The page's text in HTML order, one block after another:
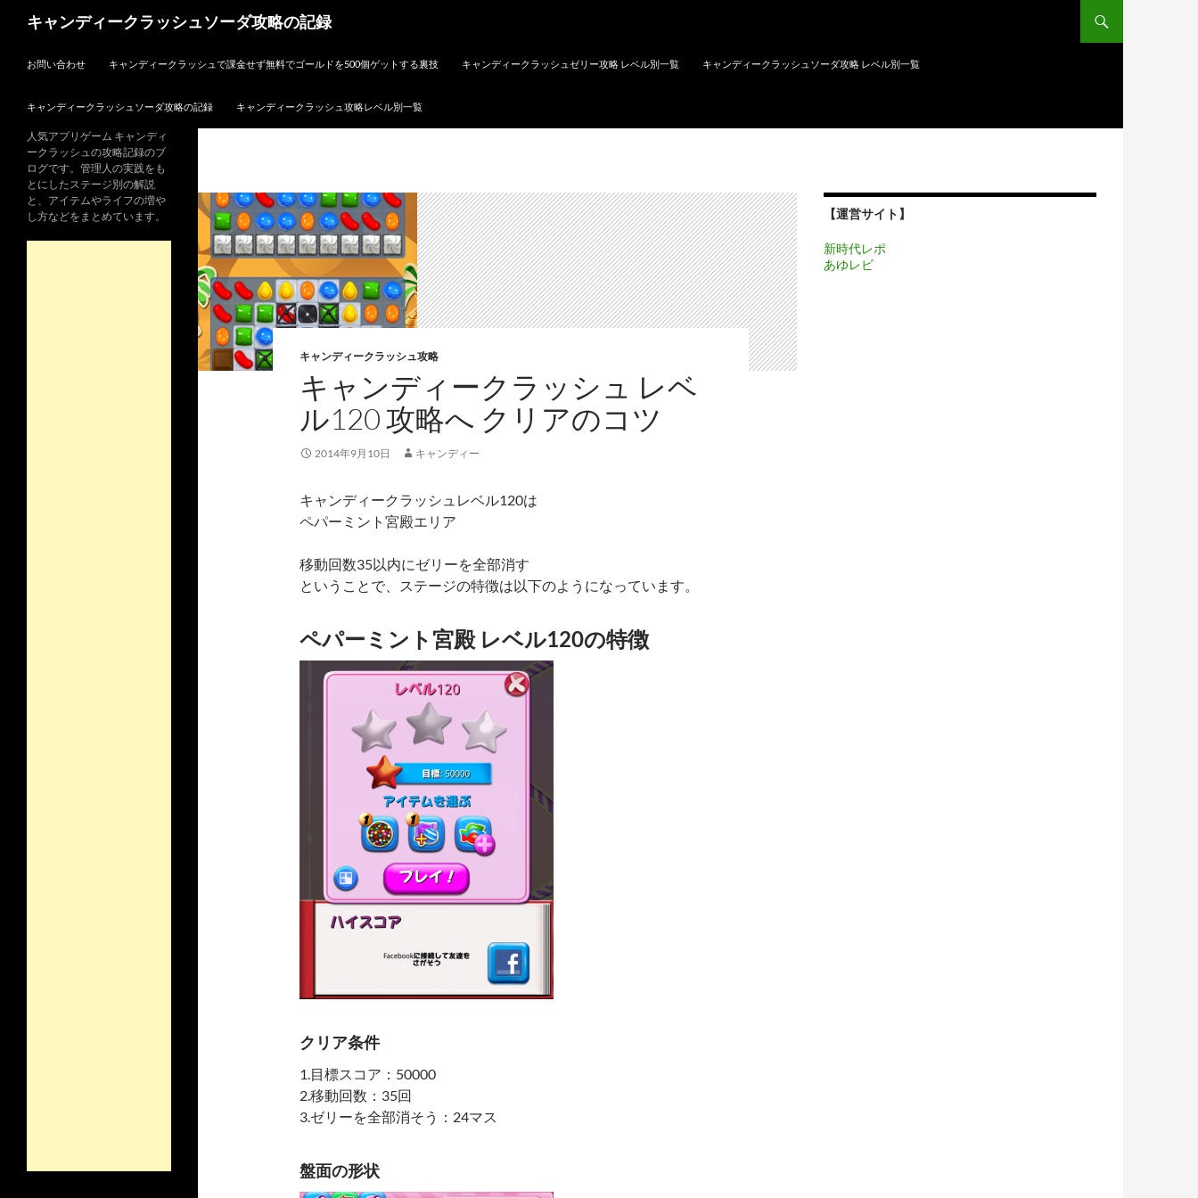
キャンディークラッシュソーダ攻略の記録
お問い合わせ
キャンディークラッシュで課金せず無料でゴールドを500個ゲットする裏技 キャンディークラッシュゼリー攻略 レベル別一覧 キャンディークラッシュソーダ攻略 レベル別一覧
キャンディークラッシュソーダ攻略の記録 キャンディークラッシュ攻略レベル別一覧
キャンディークラッシュ攻略
キャンディークラッシュ レベ
ル120 攻略へ クリアのコツ
2014年9月10日 キャンディー
キャンディークラッシュレベル120は
ペパーミント宮殿エリア
移動回数35以内にゼリーを全部消す
ということで、ステージの特徴は以下のようになっています。
ペパーミント宮殿 レベル120の特徴
クリア条件
1.目標スコア：50000
2.移動回数：35回
3.ゼリーを全部消そう：24マス
盤面の形状
【運営サイト】
新時代レポ
あゆレビ
人気アプリゲーム キャンディ
ークラッシュの攻略記録のブ
ログです。管理人の実践をも
とにしたステージ別の解説
と、アイテムやライフの増や
し方などをまとめています。